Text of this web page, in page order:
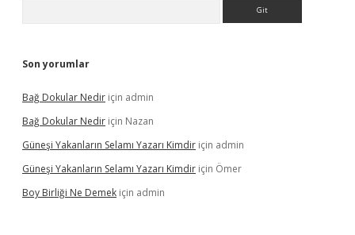
Son yorumlar
Bağ Dokular Nedir için admin
Bağ Dokular Nedir için Nazan
Güneşi Yakanların Selamı Yazarı Kimdir için admin
Güneşi Yakanların Selamı Yazarı Kimdir için Ömer
Boy Birliği Ne Demek için admin